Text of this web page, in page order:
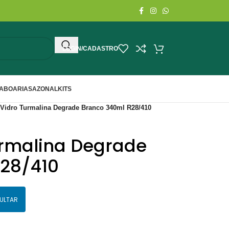
LOGIN/CADASTRO
SAZONALKITS
Turmalina Degrade Branco 340ml R28/410
Degrade
410